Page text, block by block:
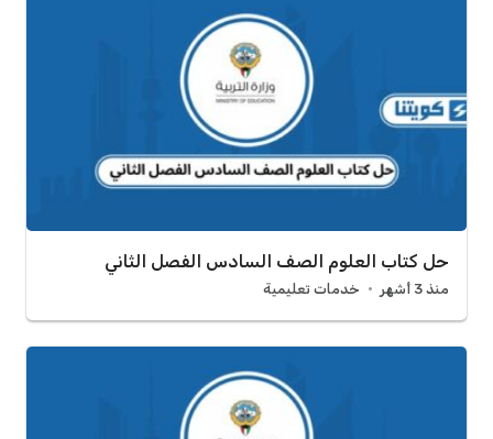
حل كتاب العلوم الصف السادس الفصل الثاني
منذ 3 أشهر خدمات تعليمية